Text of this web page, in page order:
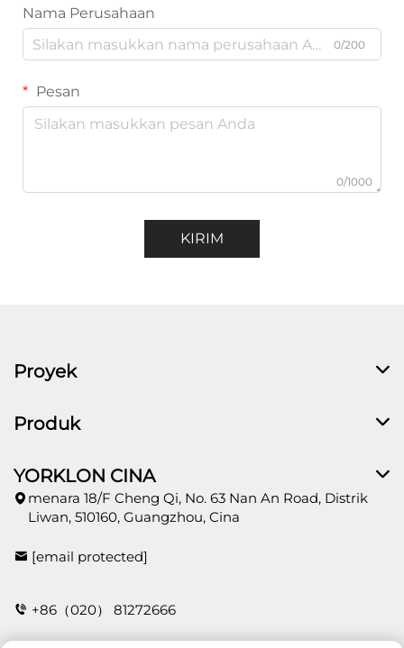
Nama Perusahaan
0/200
Pesan
0/1000
KIRIM
Proyek
Produk
YORKLON CINA
menara 18/F Cheng Qi, No. 63 Nan An Road, Distrik
Liwan, 510160, Guangzhou, Cina
[email protected]
+86（020） 81272666